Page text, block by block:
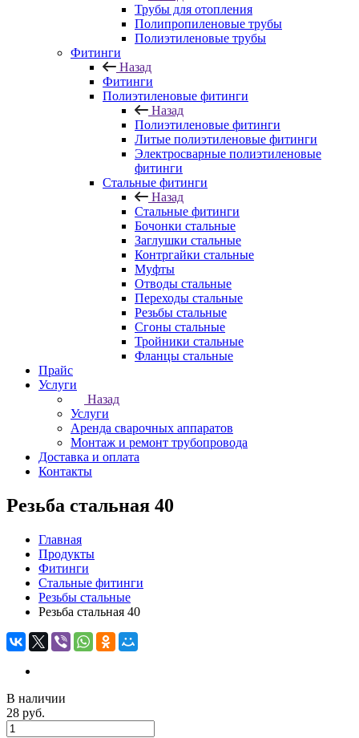
Трубы для отопления
Полипропиленовые трубы
Полиэтиленовые трубы
Фитинги
Назад
Фитинги
Полиэтиленовые фитинги
Назад
Полиэтиленовые фитинги
Литые полиэтиленовые фитинги
Электросварные полиэтиленовые
фитинги
Стальные фитинги
Назад
Стальные фитинги
Бочонки стальные
Заглушки стальные
Контргайки стальные
Муфты
Отводы стальные
Переходы стальные
Резьбы стальные
Сгоны стальные
Тройники стальные
Фланцы стальные
Прайс
Услуги
Назад
Услуги
Аренда сварочных аппаратов
Монтаж и ремонт трубопровода
Доставка и оплата
Контакты
Резьба стальная 40
Главная
Продукты
Фитинги
Стальные фитинги
Резьбы стальные
Резьба стальная 40
В наличии
28 руб.